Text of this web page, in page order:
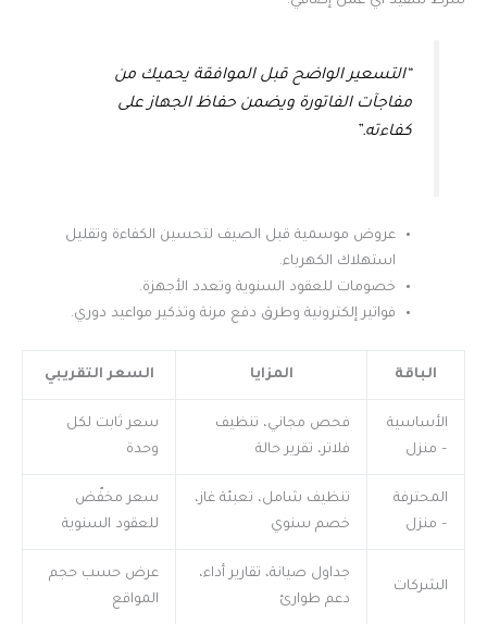
“التسعير الواضح قبل الموافقة يحميك من
مفاجآت الفاتورة ويضمن حفاظ الجهاز على
كفاءته.”
عروض موسمية قبل الصيف لتحسين الكفاءة وتقليل
استهلاك الكهرباء.
خصومات للعقود السنوية وتعدد الأجهزة.
فواتير إلكترونية وطرق دفع مرنة وتذكير مواعيد دوري.
الباقة المزايا السعر التقريبي
الأساسية
– منزل
فحص مجاني، تنظيف
فلاتر، تقرير حالة
سعر ثابت لكل
وحدة
المحترفة
– منزل
تنظيف شامل، تعبئة غاز،
خصم سنوي
سعر مخفّض
للعقود السنوية
الشركات
جداول صيانة، تقارير أداء،
دعم طوارئ
عرض حسب حجم
المواقع